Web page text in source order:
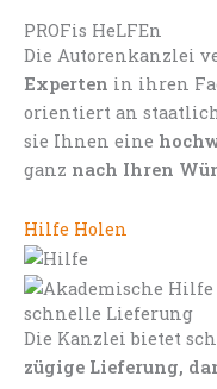
PROFis HeLFEn
Die Autorenkanzlei
Experten in ihren
orientiert an
sie Ihnen eine
ganz nach Ihren
Hilfe Holen
schnelle Lieferung
Die Kanzlei bietet
zügige Lieferung,